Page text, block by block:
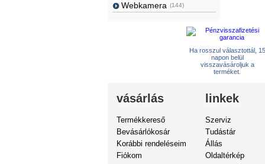
Webkamera (144)
Ha rosszul választottál, 15
napon belül
visszavásároljuk a
terméket.
vásárlás
Termékkereső
Bevásárlókosár
Korábbi rendeléseim
Fiókom
linkek
Szerviz
Tudástár
Állás
Oldaltérkép